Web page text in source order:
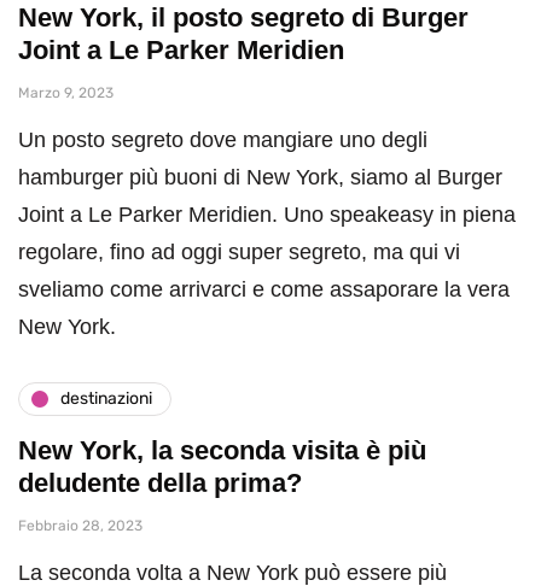
New York, il posto segreto di Burger
Joint a Le Parker Meridien
Marzo 9, 2023
Un posto segreto dove mangiare uno degli
hamburger più buoni di New York, siamo al Burger
Joint a Le Parker Meridien. Uno speakeasy in piena
regolare, fino ad oggi super segreto, ma qui vi
sveliamo come arrivarci e come assaporare la vera
New York.
destinazioni
New York, la seconda visita è più
deludente della prima?
Febbraio 28, 2023
La seconda volta a New York può essere più